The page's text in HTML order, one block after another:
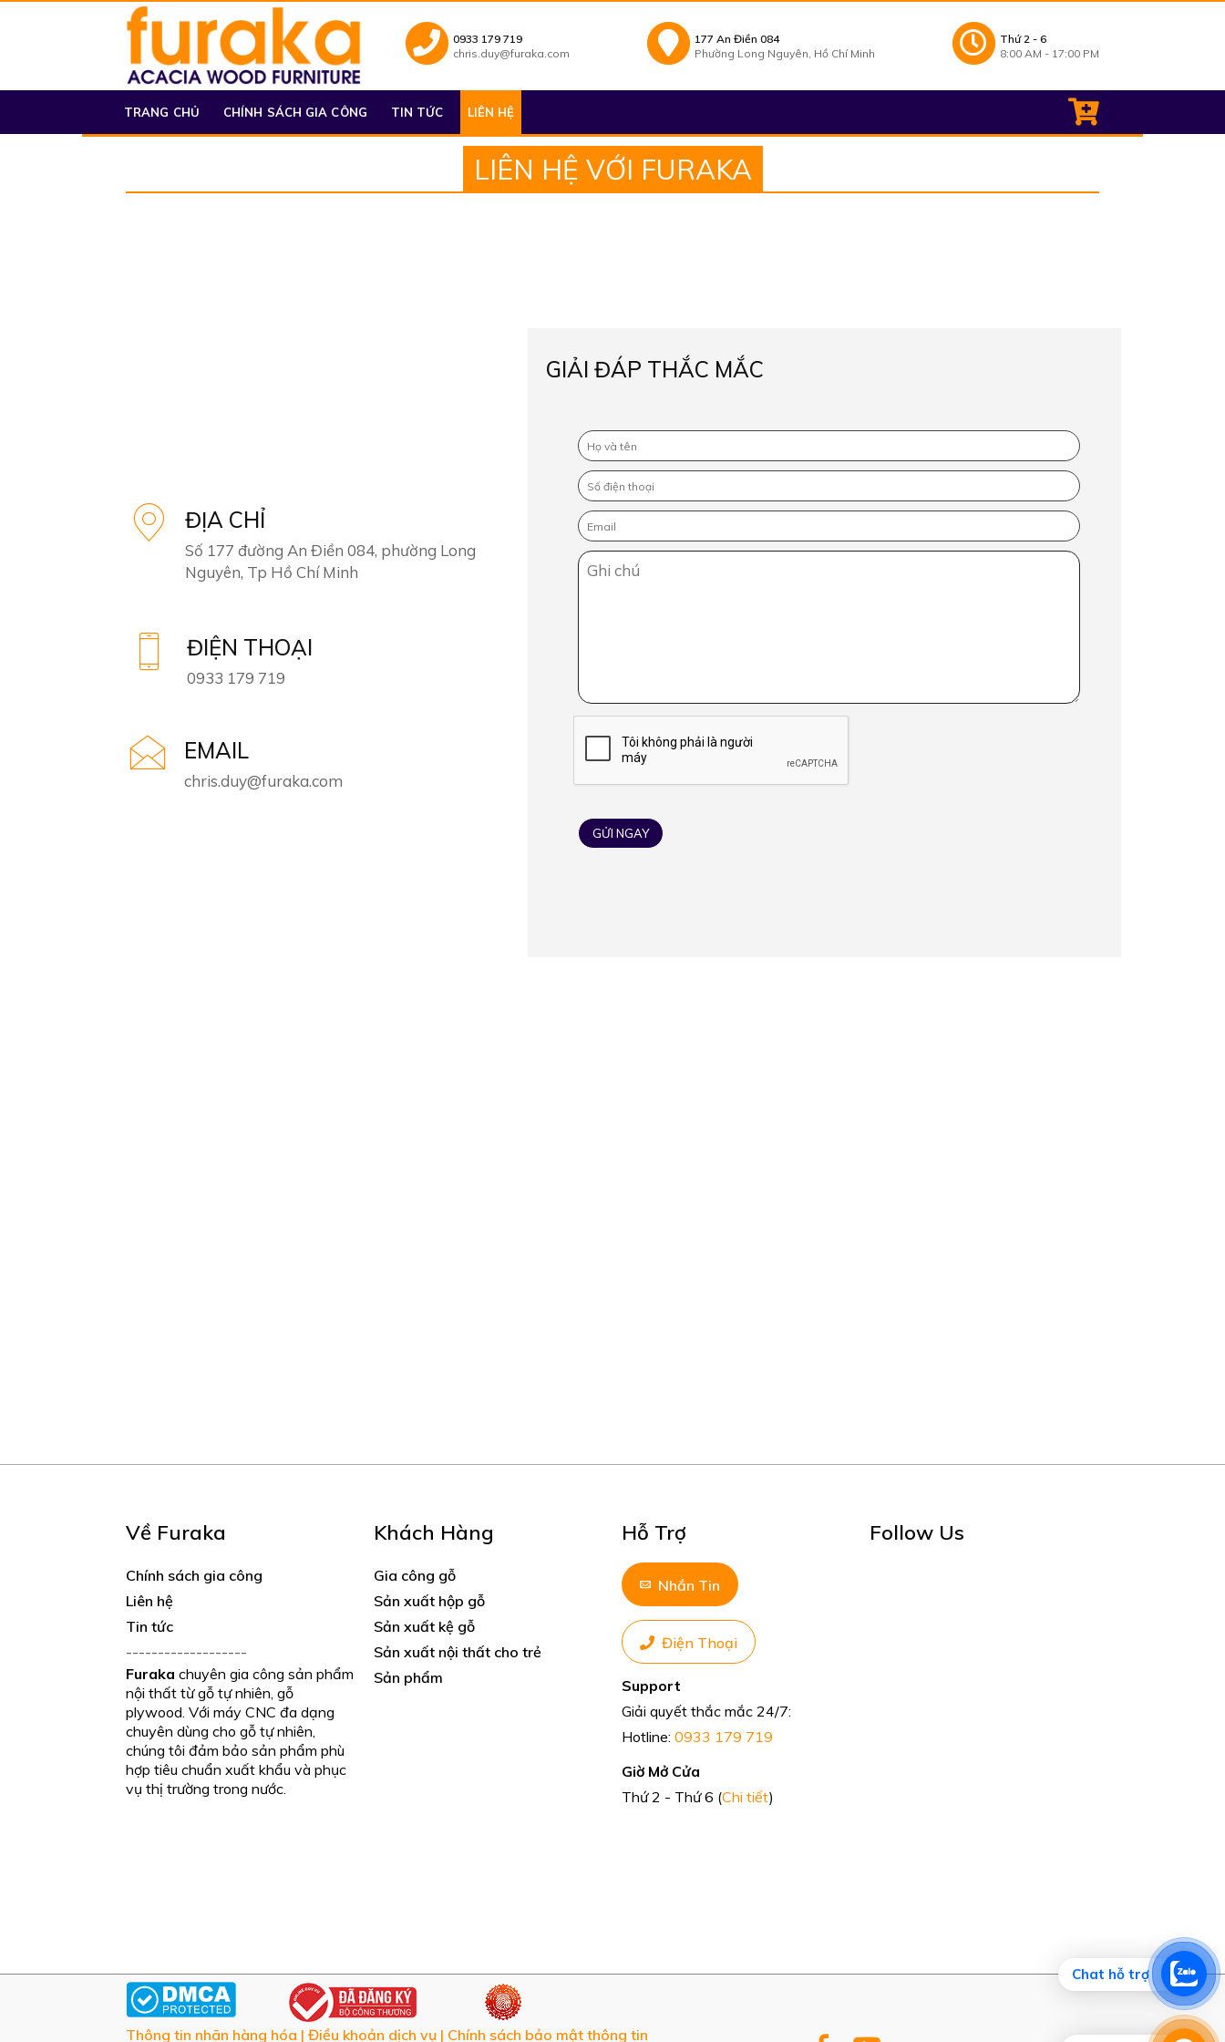
0933 179 719
chris.duy@furaka.com
177 An Điền 084
Phường Long Nguyên, Hồ Chí Minh
Thứ 2 - 6
8:00 AM - 17:00 PM
TRANG CHỦ CHÍNH SÁCH GIA CÔNG TIN TỨC LIÊN HỆ
LIÊN HỆ VỚI FURAKA
ĐỊA CHỈ
Số 177 đường An Điền 084, phường Long
Nguyên, Tp Hồ Chí Minh
ĐIỆN THOẠI
0933 179 719
EMAIL
chris.duy@furaka.com
GIẢI ĐÁP THẮC MẮC
Về Furaka
Chính sách gia công
Liên hệ
Tin tức
-------------------
Furaka chuyên gia công sản phẩm
nội thất từ gỗ tự nhiên, gỗ
plywood. Với máy CNC đa dạng
chuyên dùng cho gỗ tự nhiên,
chúng tôi đảm bảo sản phẩm phù
hợp tiêu chuẩn xuất khẩu và phục
vụ thị trường trong nước.
Khách Hàng
Gia công gỗ
Sản xuất hộp gỗ
Sản xuất kệ gỗ
Sản xuất nội thất cho trẻ
Sản phẩm
Hỗ Trợ
Nhắn Tin
Điện Thoại
Support
Giải quyết thắc mắc 24/7:
Hotline: 0933 179 719
Giờ Mở Cửa
Thứ 2 - Thứ 6 (Chi tiết)
Follow Us
Thông tin nhãn hàng hóa | Điều khoản dịch vụ | Chính sách bảo mật thông tin
Chat hỗ trợ